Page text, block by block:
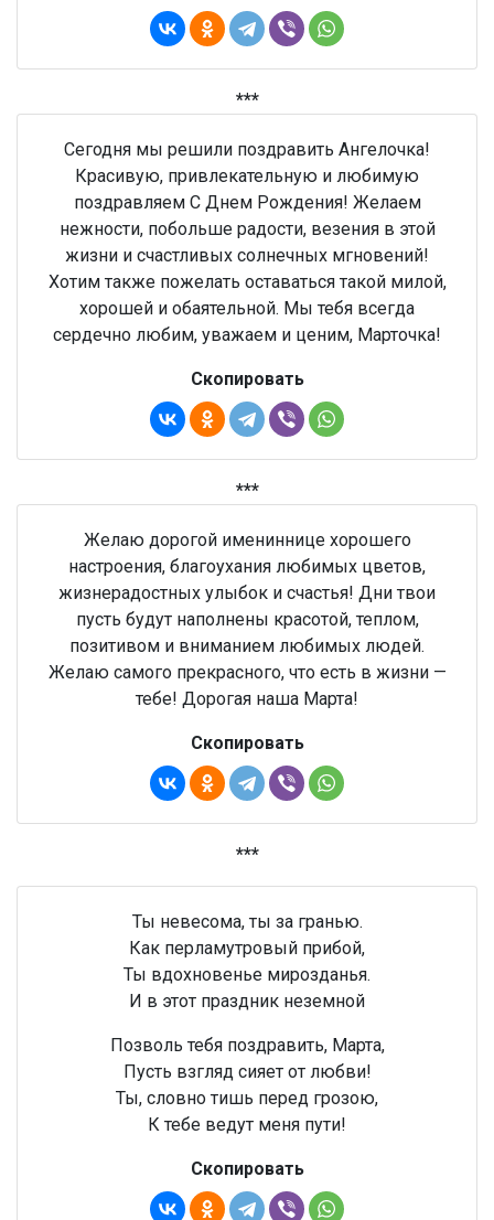
***
Сегодня мы решили поздравить Ангелочка!
Красивую, привлекательную и любимую
поздравляем С Днем Рождения! Желаем
нежности, побольше радости, везения в этой
жизни и счастливых солнечных мгновений!
Хотим также пожелать оставаться такой милой,
хорошей и обаятельной. Мы тебя всегда
сердечно любим, уважаем и ценим, Марточка!
Скопировать
***
Желаю дорогой имениннице хорошего
настроения, благоухания любимых цветов,
жизнерадостных улыбок и счастья! Дни твои
пусть будут наполнены красотой, теплом,
позитивом и вниманием любимых людей.
Желаю самого прекрасного, что есть в жизни —
тебе! Дорогая наша Марта!
Скопировать
***
Ты невесома, ты за гранью.
Как перламутровый прибой,
Ты вдохновенье мирозданья.
И в этот праздник неземной
Позволь тебя поздравить, Марта,
Пусть взгляд сияет от любви!
Ты, словно тишь перед грозою,
К тебе ведут меня пути!
Скопировать